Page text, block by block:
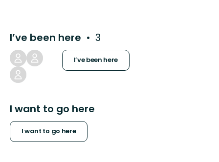
I’ve been here 3
I’ve been here
I want to go here
I want to go here